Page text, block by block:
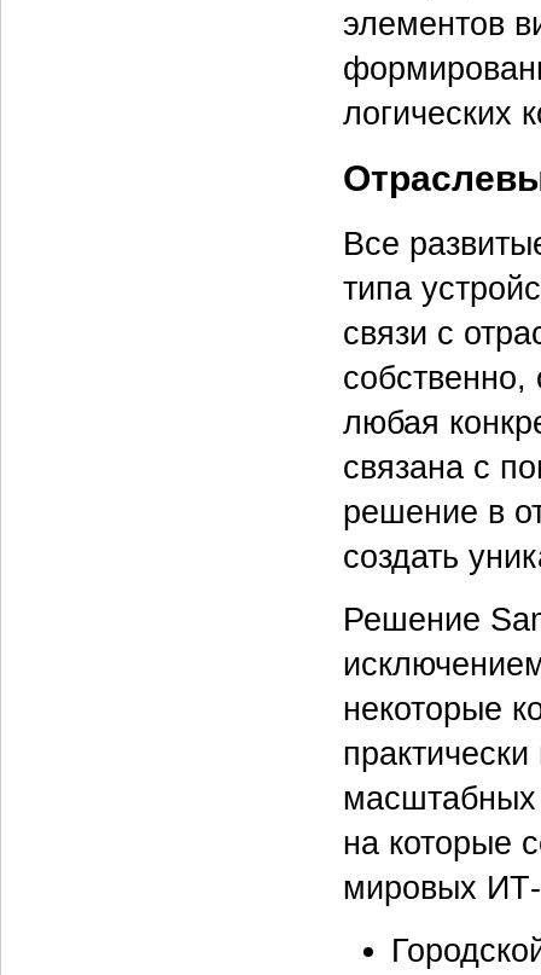
элементов
логических
Все
типа
связи с
любая
связана с
решение в
создать
Решение
некоторые
масштабных
на которые
мировых